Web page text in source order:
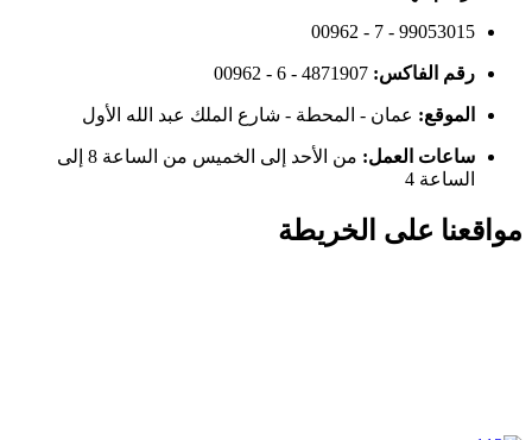
00962 - 7 - 99053015
رقم الفاكس: 00962 - 6 - 4871907
الموقع: عمان - المحطة - شارع الملك عبد الله الأول
ساعات العمل:
من الأحد إلى الخميس من الساعة 8 إلى
الساعة 4
مواقعنا على الخريطة